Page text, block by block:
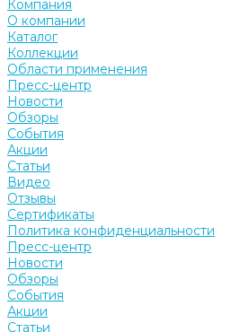
Компания
О компании
Каталог
Коллекции
Области применения
Пресс-центр
Новости
Обзоры
События
Акции
Статьи
Видео
Отзывы
Сертификаты
Политика конфиденциальности
Пресс-центр
Новости
Обзоры
События
Акции
Статьи